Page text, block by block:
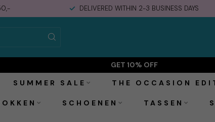
DELIVERED WITHIN 2-3 BUSINESS DAYS
GET 10% OFF
SUMMER SALE THE OCCASION
SCHOENEN TASSEN